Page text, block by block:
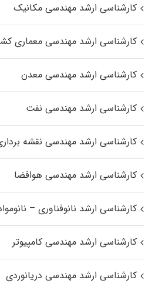
کارشناسی ارشد مهندسی مکانیک
کارشناسی ارشد مهندسی معماری
کارشناسی ارشد مهندسی معدن
کارشناسی ارشد مهندسی نفت
کارشناسی ارشد مهندسی نقشه
کارشناسی ارشد مهندسی هوافضا
کارشناسی ارشد نانوفناوری –
کارشناسی ارشد مهندسی کامپیوتر
کارشناسی ارشد مهندسی دریانوردی